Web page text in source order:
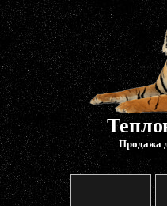
Продажа